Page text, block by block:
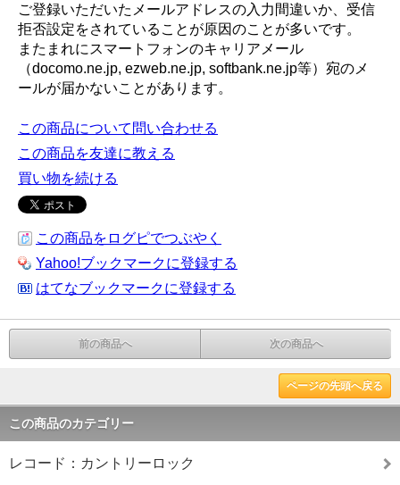
ご登録いただいたメールアドレスの入力間違いか、受信
拒否設定をされていることが原因のことが多いです。
またまれにスマートフォンのキャリアメール
（docomo.ne.jp, ezweb.ne.jp, softbank.ne.jp等）宛のメ
ールが届かないことがあります。
この商品について問い合わせる
この商品を友達に教える
買い物を続ける
この商品をログピでつぶやく
Yahoo!ブックマークに登録する
はてなブックマークに登録する
前の商品へ 次の商品へ
ページの先頭へ戻る
この商品のカテゴリー
レコード：カントリーロック